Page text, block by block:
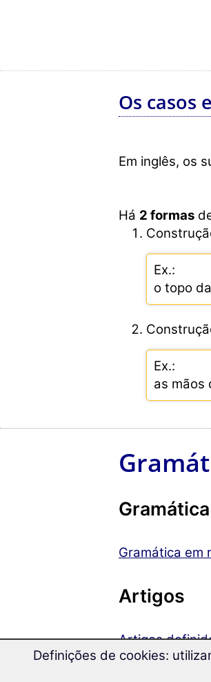
Os casos
Em inglês, os
Há 2 formas
Ex.:
o topo
Ex.:
as mãos
Gramática
Gramática em
Artigos
Artigos
Artigos
Definições de cookies: